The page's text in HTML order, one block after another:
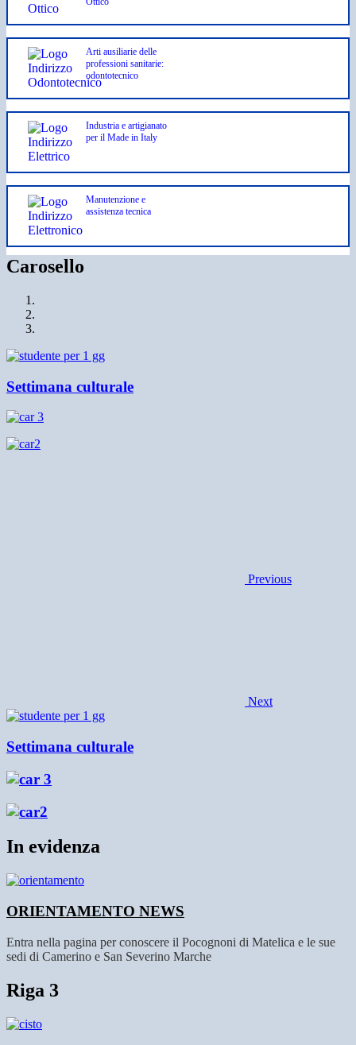
Arti ausiliarie delle
professioni sanitarie:
odontotecnico
Industria e artigianato
per il Made in Italy
Manutenzione e
assistenza tecnica
Carosello
Settimana culturale
Previous
Next
Settimana culturale
In evidenza
ORIENTAMENTO NEWS
Entra nella pagina per conoscere il Pocognoni di Matelica e le sue
sedi di Camerino e San Severino Marche
Riga 3